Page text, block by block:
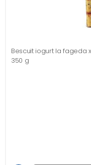
Bescuit iogurt la fageda
350 g